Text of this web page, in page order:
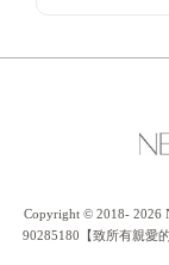
Copyright © 2018- 2026
90285180【致所有親愛